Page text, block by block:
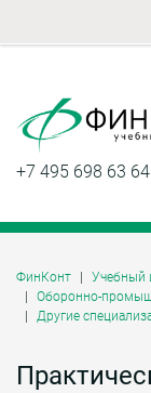
+7 495 698 63 64
ФинКонт Учебный
Оборонно-
Другие
Даю